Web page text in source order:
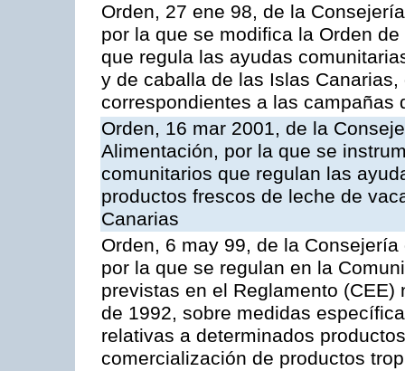
Orden, 27 ene 98, de la
por la que se modifica la Orden
que regula las ayudas
y de caballa de las Islas
correspondientes a las campañas
Orden, 16 mar 2001, de la
Alimentación, por la que se
comunitarios que regulan las
productos frescos de leche de
Canarias
Orden, 6 may 99, de la
por la que se regulan en la
previstas en el Reglamento
de 1992, sobre medidas
relativas a determinados
comercialización de productos